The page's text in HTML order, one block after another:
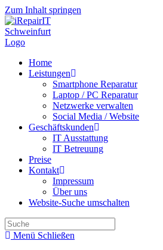
Zum Inhalt springen
Home
Leistungen
Smartphone Reparatur
Laptop / PC Reparatur
Netzwerke verwalten
Social Media / Website
Geschäftskunden
IT Ausstattung
IT Betreuung
Preise
Kontakt
Impressum
Über uns
Website-Suche umschalten
Menü Schließen